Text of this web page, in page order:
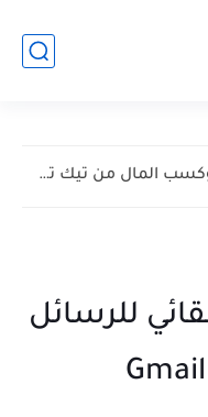
كيفية الربح وكسب المال من تيك توك Tik Tok 2026...
للرسائل